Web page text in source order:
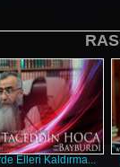
Elleri Kaldırma...